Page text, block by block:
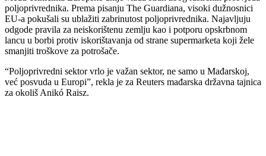
poljoprivrednika. Prema pisanju The Guardiana, visoki dužnosnici
EU-a pokušali su ublažiti zabrinutost poljoprivrednika. Najavljuju
odgode pravila za neiskorištenu zemlju kao i potporu opskrbnom
lancu u borbi protiv iskorištavanja od strane supermarketa koji žele
smanjiti troškove za potrošače.
“Poljoprivredni sektor vrlo je važan sektor, ne samo u Mađarskoj,
već posvuda u Europi”, rekla je za Reuters mađarska državna tajnica
za okoliš Anikó Raisz.